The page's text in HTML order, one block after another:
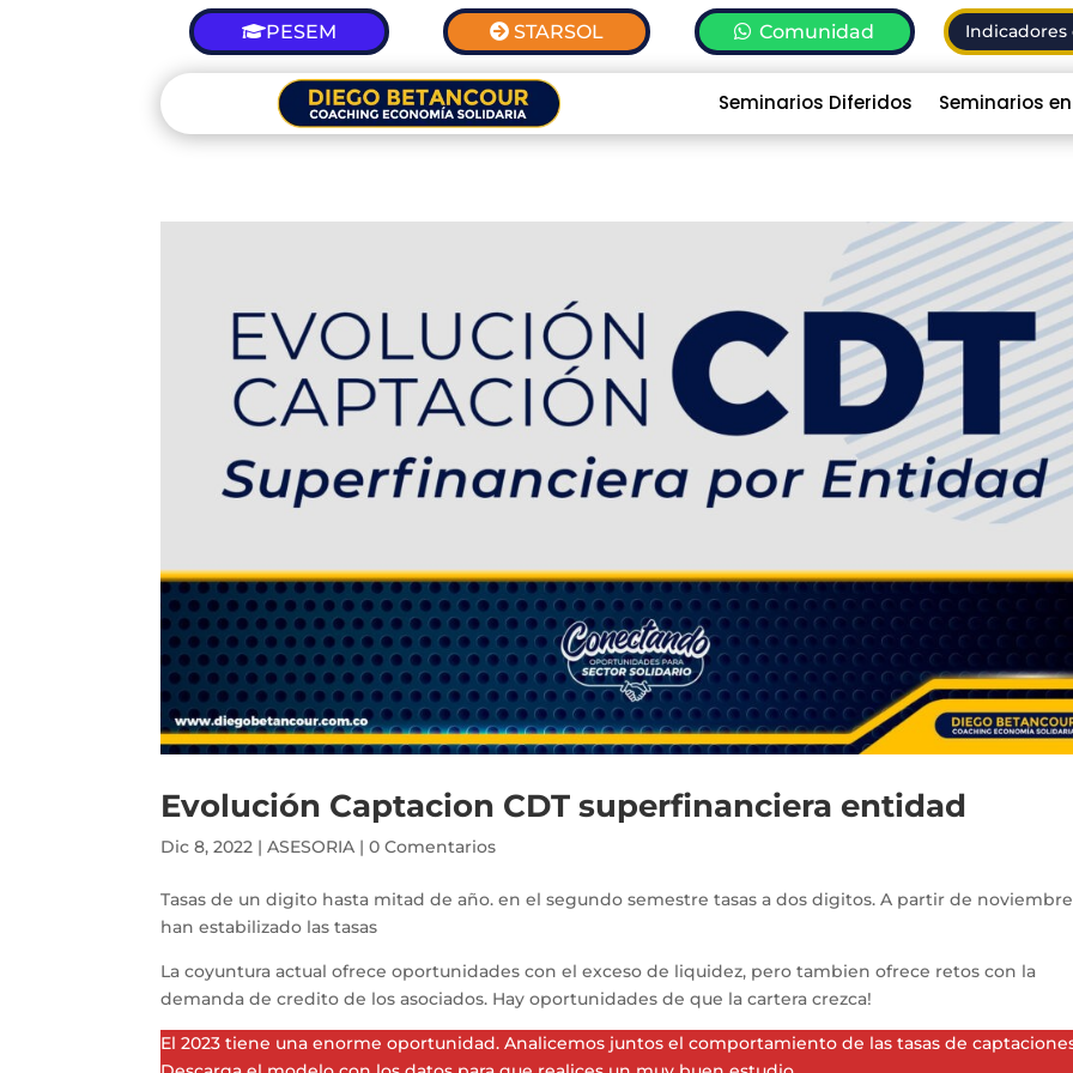
PESEM STARSOL Comunidad Indicadores
Seminarios Diferidos Seminarios
Evolución Captacion CDT superfinanciera entidad
Dic 8, 2022 |ASESORIA |0 Comentarios
Tasas de un digito hasta mitad de año. en el segundo semestre tasas a dos digitos. A partir de
han estabilizado las tasas
La coyuntura actual ofrece oportunidades con el exceso de liquidez, pero tambien ofrece retos con la
demanda de credito de los asociados. Hay oportunidades de que la cartera crezca!
El 2023 tiene una enorme oportunidad. Analicemos juntos el comportamiento de las tasas de